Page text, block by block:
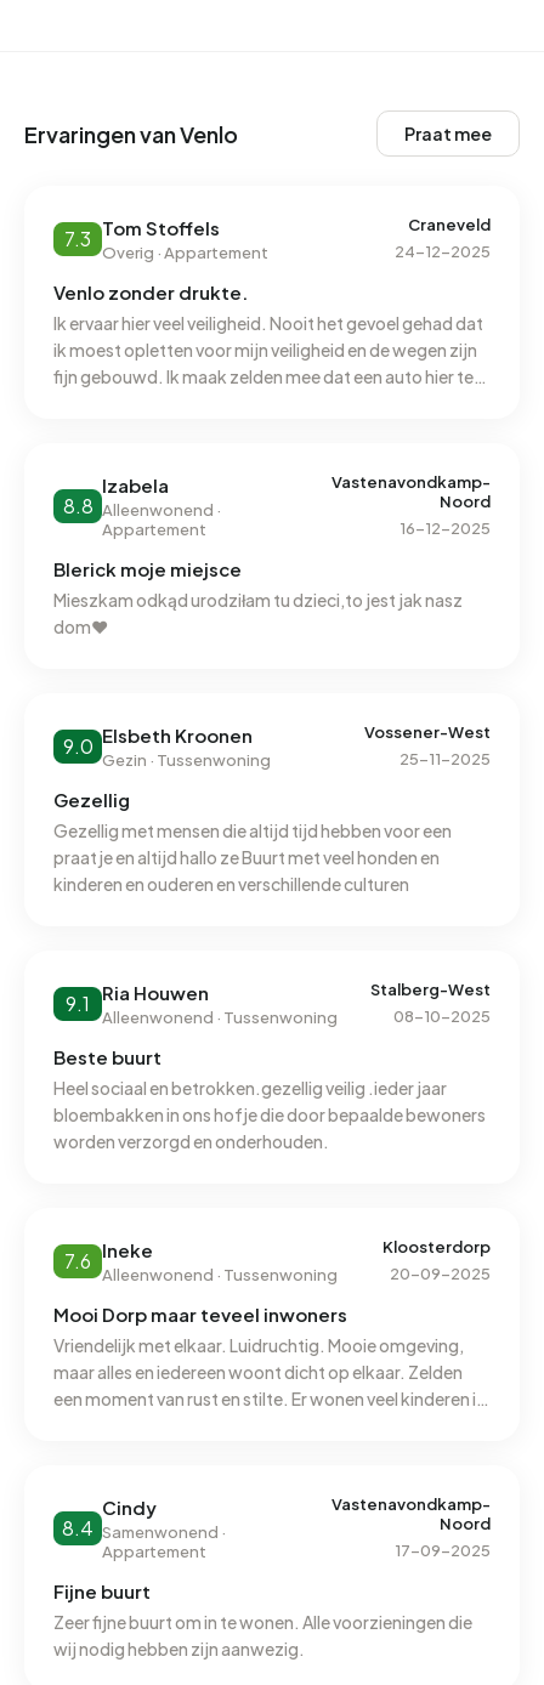
Ervaringen van Venlo Praat mee
7.3 Tom Stoffels
Overig · Appartement
Craneveld
24-12-2025
Venlo zonder drukte.
Ik ervaar hier veel veiligheid. Nooit het gevoel gehad dat
ik moest opletten voor mijn veiligheid en de wegen zijn
fijn gebouwd. Ik maak zelden mee dat een auto hier te
ze de hond uitlaten een babbel maken en ik ben zelfs
een keer geholpen met mijn fiets toen de ketting er af
lag. Het is over het algemeen schoon, alleen bij de
containers staan wel eens extra zakken vuil en meubels.
Huizen zijn prima niks op aan te merken. Zien er allemaal
ook netjes uit van binnen en buiten. Internet werkt
meerdere busstops en een fitnisscenter. Je kunt er
makkelijk komen met de voet, fiets of auto. Er is alleen
een middelbare school in de buurt.
8.8
Izabela
Alleenwonend ·
Appartement
Vastenavondkamp-
Noord
16-12-2025
Blerick moje miejsce
Mieszkam odkąd urodziłam tu dzieci,to jest jak nasz
dom♥️
9.0 Elsbeth Kroonen
Gezin · Tussenwoning
Vossener-West
25-11-2025
Gezellig
Gezellig met mensen die altijd tijd hebben voor een
praatje en altijd hallo ze Buurt met veel honden en
kinderen en ouderen en verschillende culturen
9.1 Ria Houwen
Alleenwonend · Tussenwoning
Stalberg-West
08-10-2025
Beste buurt
Heel sociaal en betrokken.gezellig veilig .ieder jaar
bloembakken in ons hofje die door bepaalde bewoners
worden verzorgd en onderhouden.
7.6 Ineke
Alleenwonend · Tussenwoning
Kloosterdorp
20-09-2025
Mooi Dorp maar teveel inwoners
Vriendelijk met elkaar. Luidruchtig. Mooie omgeving,
maar alles en iedereen woont dicht op elkaar. Zelden
een moment van rust en stilte. Er wonen veel kinderen in
geeft een onveiliger gevoel. Steyl heeft weinig
voorzieningen. Er is enkel een Supermarkt. Heb je
andere artikelen nodig zul je die in een andere plaats
moeten zoeken. Gelukkig hebben we her en der
groenvoorziening, houdt wel in dat er meer lawaai
overlast is. Het bijhouden van het groen wordt allemaal
elektrisch gedaan waarvan de meeste apparaten een
8.4
Cindy
Samenwonend ·
Appartement
Vastenavondkamp-
Noord
17-09-2025
Fijne buurt
Zeer fijne buurt om in te wonen. Alle voorzieningen die
wij nodig hebben zijn aanwezig.